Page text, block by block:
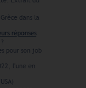
dans la
réponses
pour son job
l'une en